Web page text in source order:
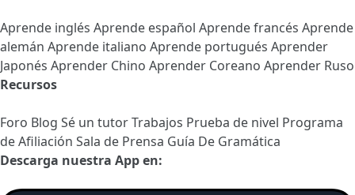
Aprende inglés Aprende español Aprende francés Aprende
alemán Aprende italiano Aprende portugués Aprender
Japonés Aprender Chino Aprender Coreano Aprender Ruso
Recursos
Foro Blog Sé un tutorTrabajos Prueba de nivel Programa
de Afiliación Sala de Prensa Guía De Gramática
Descarga nuestra App en: